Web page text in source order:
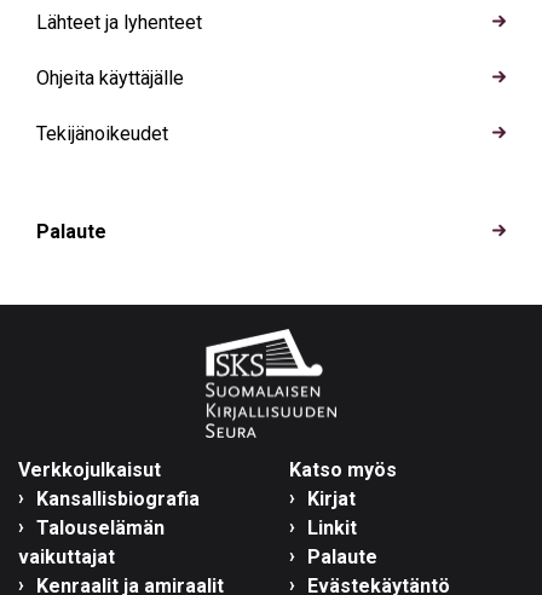
Lähteet ja lyhenteet
Ohjeita käyttäjälle
Tekijänoikeudet
Palaute
Verkkojulkaisut
Kansallisbiografia
Talouselämän
vaikuttajat
Kenraalit ja amiraalit
Katso myös
Kirjat
Linkit
Palaute
Evästekäytäntö